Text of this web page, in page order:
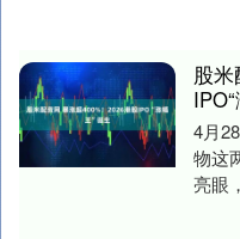
股
4月
物这
亮眼
也